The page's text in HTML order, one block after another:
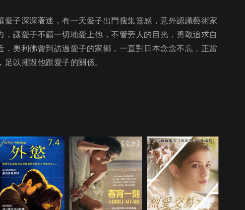
子深深著迷，有一天愛子出門搜集靈感，意外認識藝術家
讓愛子不顧一切地愛上他，不管旁人的目光，勇敢追求自
奧利佛曾到訪過愛子的家鄉，一直對日本念念不忘，正當
以摧毀他跟愛子的關係。
7.4 5.0